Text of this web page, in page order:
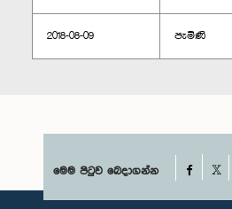
2018-08-09 පැමිණි
මෙම පිටුව බෙදාගන්න